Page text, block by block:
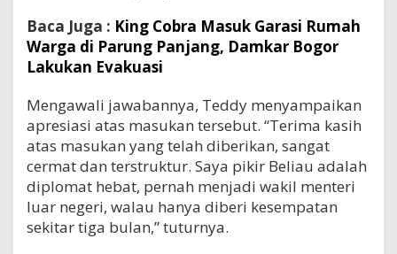
Baca Juga : King Cobra Masuk Garasi Rumah
Warga di Parung Panjang, Damkar Bogor
Lakukan Evakuasi
Mengawali jawabannya, Teddy menyampaikan
apresiasi atas masukan tersebut. “Terima kasih
atas masukan yang telah diberikan, sangat
cermat dan terstruktur. Saya pikir Beliau adalah
diplomat hebat, pernah menjadi wakil menteri
luar negeri, walau hanya diberi kesempatan
sekitar tiga bulan,” tuturnya.